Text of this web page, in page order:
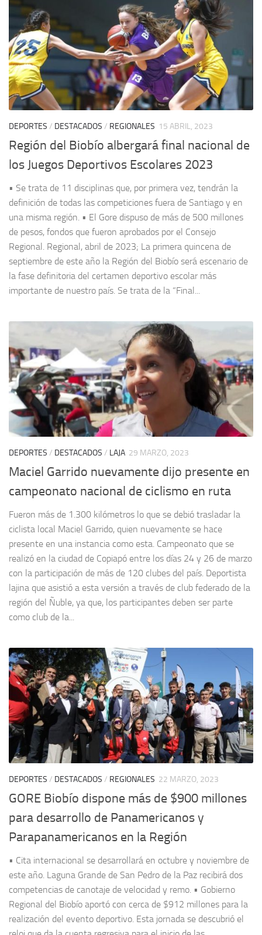
DEPORTES / DESTACADOS / REGIONALES 15 ABRIL, 2023
Región del Biobío albergará final nacional de
los Juegos Deportivos Escolares 2023
• Se trata de 11 disciplinas que, por primera vez, tendrán la
definición de todas las competiciones fuera de Santiago y en
una misma región. • El Gore dispuso de más de 500 millones
de pesos, fondos que fueron aprobados por el Consejo
Regional. Regional, abril de 2023; La primera quincena de
septiembre de este año la Región del Biobío será escenario de
la fase definitoria del certamen deportivo escolar más
importante de nuestro país. Se trata de la “Final...
DEPORTES / DESTACADOS / LAJA 29 MARZO, 2023
Maciel Garrido nuevamente dijo presente en
campeonato nacional de ciclismo en ruta
Fueron más de 1.300 kilómetros lo que se debió trasladar la
ciclista local Maciel Garrido, quien nuevamente se hace
presente en una instancia como esta. Campeonato que se
realizó en la ciudad de Copiapó entre los días 24 y 26 de marzo
con la participación de más de 120 clubes del país. Deportista
lajina que asistió a esta versión a través de club federado de la
región del Ñuble, ya que, los participantes deben ser parte
como club de la...
DEPORTES / DESTACADOS / REGIONALES 22 MARZO, 2023
GORE Biobío dispone más de $900 millones
para desarrollo de Panamericanos y
Parapanamericanos en la Región
• Cita internacional se desarrollará en octubre y noviembre de
este año. Laguna Grande de San Pedro de la Paz recibirá dos
competencias de canotaje de velocidad y remo. • Gobierno
Regional del Biobío aportó con cerca de $912 millones para la
realización del evento deportivo. Esta jornada se descubrió el